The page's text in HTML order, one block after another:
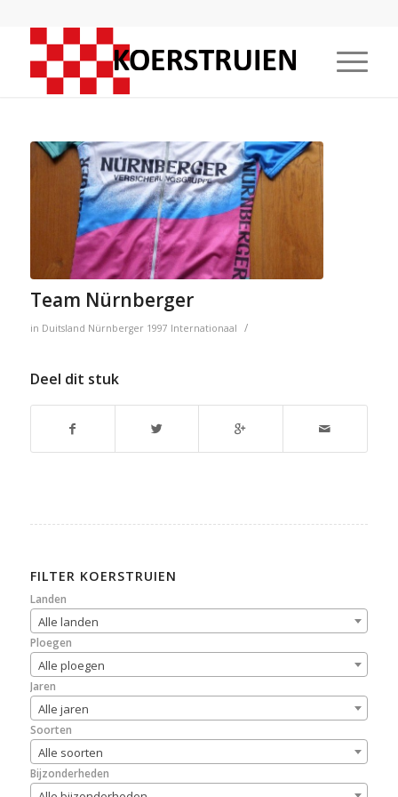
Team Nürnberger
in Duitsland Nürnberger 1997 Internationaal /
Deel dit stuk
FILTER KOERSTRUIEN
Landen
Alle landen
Ploegen
Alle ploegen
Jaren
Alle jaren
Soorten
Alle soorten
Bijzonderheden